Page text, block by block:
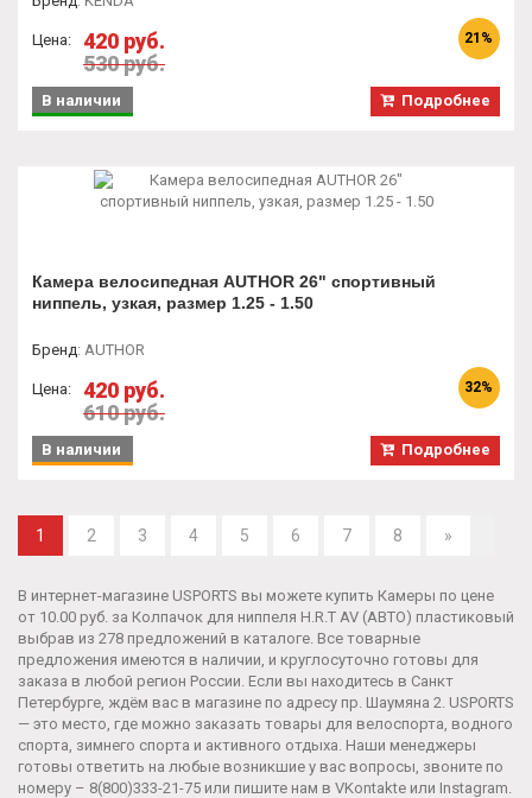
Цена:
420 руб.
530 руб.
21%
Подробнее
В наличии
Камера велосипедная AUTHOR 26" спортивный
ниппель, узкая, размер 1.25 - 1.50
Бренд: AUTHOR
Цена:
420 руб.
610 руб.
32%
Подробнее
В наличии
1 2 3 4 5 6 7 8 »
В интернет-магазине USPORTS вы можете купить Камеры по цене
от 10.00 руб. за Колпачок для ниппеля H.R.T AV (АВТО) пластиковый
выбрав из 278 предложений в каталоге. Все товарные
предложения имеются в наличии, и круглосуточно готовы для
заказа в любой регион России. Если вы находитесь в Санкт
Петербурге, ждём вас в магазине по адресу пр. Шаумяна 2. USPORTS
— это место, где можно заказать товары для велоспорта, водного
спорта, зимнего спорта и активного отдыха. Наши менеджеры
готовы ответить на любые возникшие у вас вопросы, звоните по
номеру – 8(800)333-21-75 или пишите нам в VKontakte или Instagram.